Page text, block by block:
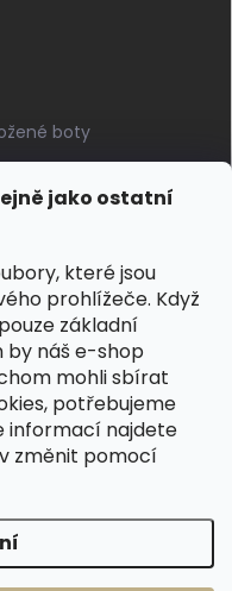
jako ostatní
které jsou
prohlížeče. Když
základní
by náš e-shop
mohli sbírat
potřebujeme
informací najdete
změnit pomocí
boty
pravé kůže, dotek